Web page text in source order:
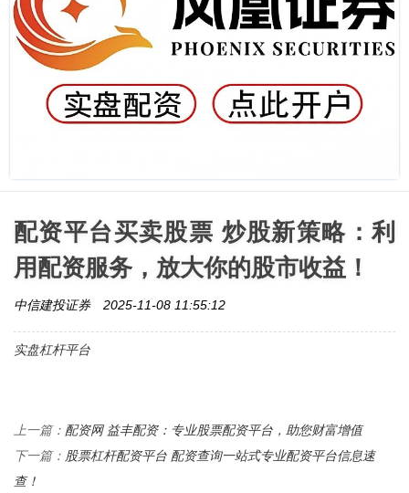
配资平台买卖股票 炒股新策略：利
用配资服务，放大你的股市收益！
中信建投证券 2025-11-08 11:55:12
实盘杠杆平台
上一篇： 配资网 益丰配资：专业股票配资平台，助您财富增值
下一篇： 股票杠杆配资平台 配资查询一站式专业配资平台信息速
查！